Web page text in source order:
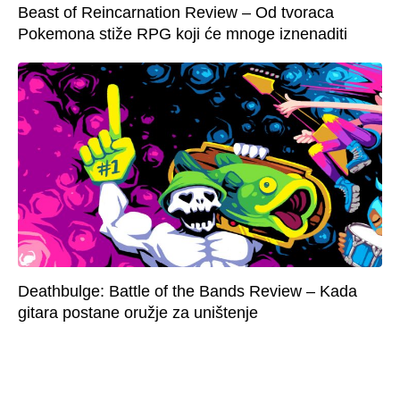
Beast of Reincarnation Review – Od tvoraca
Pokemona stiže RPG koji će mnoge iznenaditi
Deathbulge: Battle of the Bands Review – Kada
gitara postane oružje za uništenje